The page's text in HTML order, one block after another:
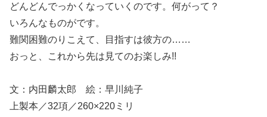
どんどんでっかくなっていくのです。何がって？
いろんなものがです。
難関困難のりこえて、目指すは彼方の……
おっと、これから先は見てのお楽しみ!!
文：内田麟太郎 絵：早川純子
上製本／32項／260×220ミリ